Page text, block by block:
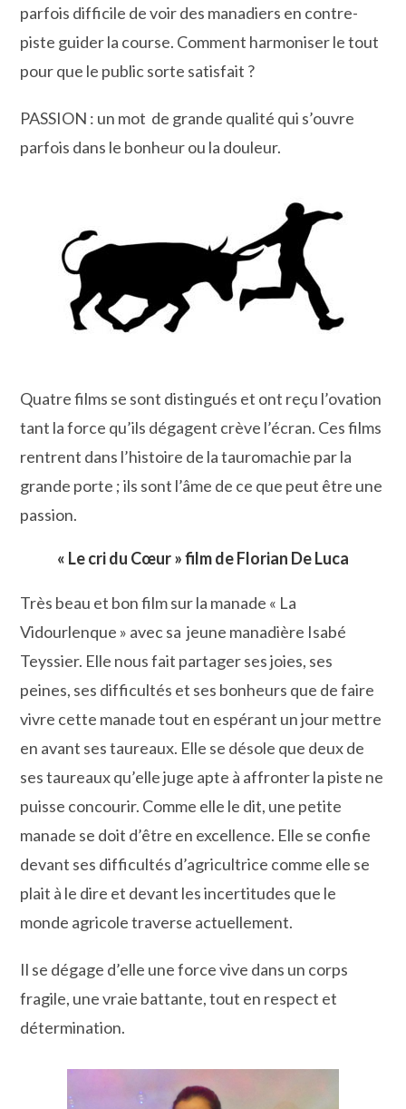
parfois difficile de voir des manadiers en contre-
piste guider la course. Comment harmoniser le tout
pour que le public sorte satisfait ?
PASSION : un mot de grande qualité qui s’ouvre
parfois dans le bonheur ou la douleur.
Quatre films se sont distingués et ont reçu l’ovation
tant la force qu’ils dégagent crève l’écran. Ces films
rentrent dans l’histoire de la tauromachie par la
grande porte ; ils sont l’âme de ce que peut être une
passion.
« Le cri du Cœur » film de Florian De Luca
Très beau et bon film sur la manade « La
Vidourlenque » avec sa jeune manadière Isabé
Teyssier. Elle nous fait partager ses joies, ses
peines, ses difficultés et ses bonheurs que de faire
vivre cette manade tout en espérant un jour mettre
en avant ses taureaux. Elle se désole que deux de
ses taureaux qu’elle juge apte à affronter la piste ne
puisse concourir. Comme elle le dit, une petite
manade se doit d’être en excellence. Elle se confie
devant ses difficultés d’agricultrice comme elle se
plait à le dire et devant les incertitudes que le
monde agricole traverse actuellement.
Il se dégage d’elle une force vive dans un corps
fragile, une vraie battante, tout en respect et
détermination.